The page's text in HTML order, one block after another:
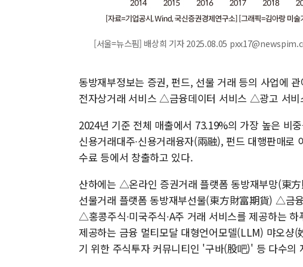
[서울=뉴스핌] 배상희 기자 2025.08.05
동방재부정보는 증권, 펀드, 선물 거래 등의 사업에
전자상거래 서비스 △금융데이터 서비스 △광고 서비
2024년 기준 전체 매출에서 73.19%의 가장 높은 비
신용거래대주∙신용거래융자(兩融), 펀드 대행판매
수료 등에서 창출하고 있다.
산하에는 △온라인 증권거래 플랫폼 동방재부망(
선물거래 플랫폼 동방재부선물(東方財富期貨) △금
△홍콩주식∙미국주식∙A주 거래 서비스를 제공하는
제공하는 금융 멀티모달 대형언어모델(LLM) 먀오
기 위한 주식투자 커뮤니티인 '구바(股吧)' 등 다수의